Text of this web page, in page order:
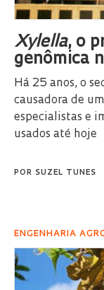
Xylella, o
genômica
Há 25 anos, o
causadora de
especialistas e
usados até hoje
POR SUZEL TUNES
ENGENHARIA